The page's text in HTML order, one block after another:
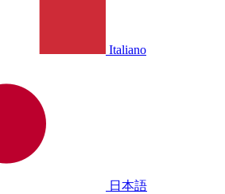
Italiano
日本語